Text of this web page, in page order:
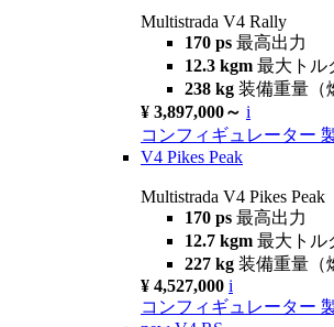
Multistrada V4 Rally
170 ps 最高出力
12.3 kgm 最大トル
238 kg 装備重量（
¥ 3,897,000～ i
コンフィギュレーター
V4 Pikes Peak
Multistrada V4 Pikes Peak
170 ps 最高出力
12.7 kgm 最大トル
227 kg 装備重量（
¥ 4,527,000 i
コンフィギュレーター